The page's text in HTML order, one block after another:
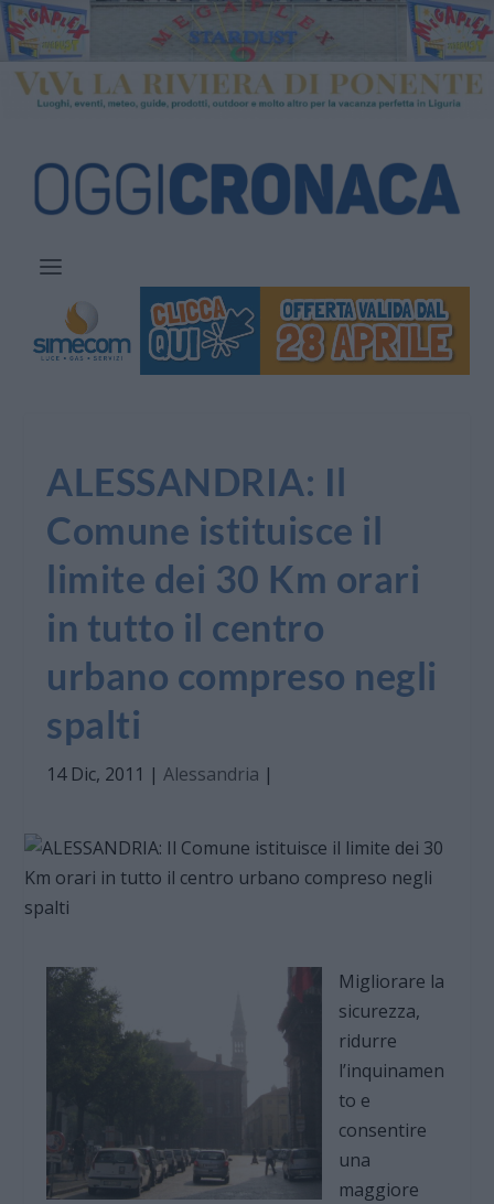
ALESSANDRIA: Il
Comune istituisce il
limite dei 30 Km orari
in tutto il centro
urbano compreso negli
spalti
14 Dic, 2011 |Alessandria |
Migliorare la
sicurezza,
ridurre
l’inquinamen
to e
consentire
una
maggiore